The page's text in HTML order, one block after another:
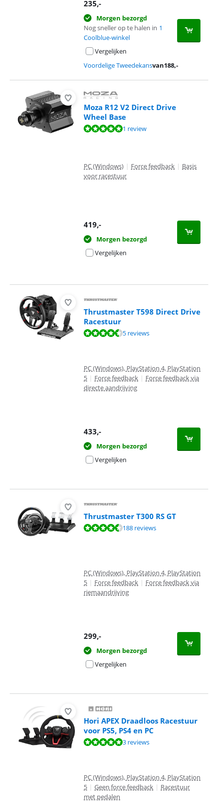
235,-
Morgen bezorgd
Nog sneller op te halen in 1
Coolblue-winkel
Vergelijken
Voordelige Tweedekansvan188,-
Moza R12 V2 Direct Drive
Wheel Base
Beoordeling is 10 van de 10, gebaseerd op 1 review.
1 review
PC (Windows) | Force feedback | Basis
voor racestuur
419,-
Morgen bezorgd
Vergelijken
Thrustmaster T598 Direct Drive
Racestuur
Beoordeling is 8,9 van de 10, gebaseerd op 5 reviews.
5 reviews
PC (Windows), PlayStation 4, PlayStation
5 | Force feedback | Force feedback via
directe aandrijving
433,-
Morgen bezorgd
Vergelijken
Thrustmaster T300 RS GT
Beoordeling is 9,1 van de 10, gebaseerd op 188 reviews.
188 reviews
PC (Windows), PlayStation 4, PlayStation
5 | Force feedback | Force feedback via
riemaandrijving
299,-
Morgen bezorgd
Vergelijken
Hori APEX Draadloos Racestuur
voor PS5, PS4 en PC
Beoordeling is 9,6 van de 10, gebaseerd op 3 reviews.
3 reviews
PC (Windows), PlayStation 4, PlayStation
5 | Geen force feedback | Racestuur
met pedalen